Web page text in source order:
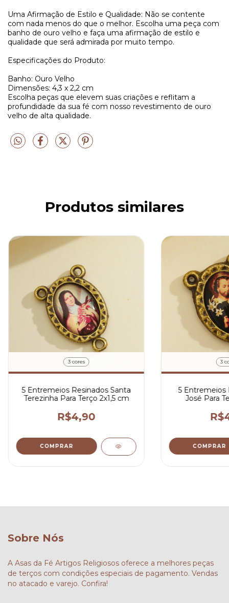
Uma Afirmação de Estilo e Qualidade: Não se contente
com nada menos do que o melhor. Escolha uma peça com
banho de ouro velho e faça uma afirmação de estilo e
qualidade que será admirada por muito tempo.
Especificações do Produto:
Banho: Ouro Velho
Dimensões: 4,3 x 2,2 cm
Escolha peças que elevem suas criações e reflitam a
profundidade da sua fé com nosso revestimento de ouro
velho de alta qualidade.
Produtos similares
3 cores
5 Entremeios Resinados Santa
Terezinha Para Terço 2x1,5 cm
R$4,90
COMPRAR
3
5 Entremeios
José Para
COMPRAR
Sobre Nós
A Asas da Fé Artigos Religiosos oferece a melhores peças
de terços com condições especiais de pagamento. Vendas
no atacado e varejo. Confira!